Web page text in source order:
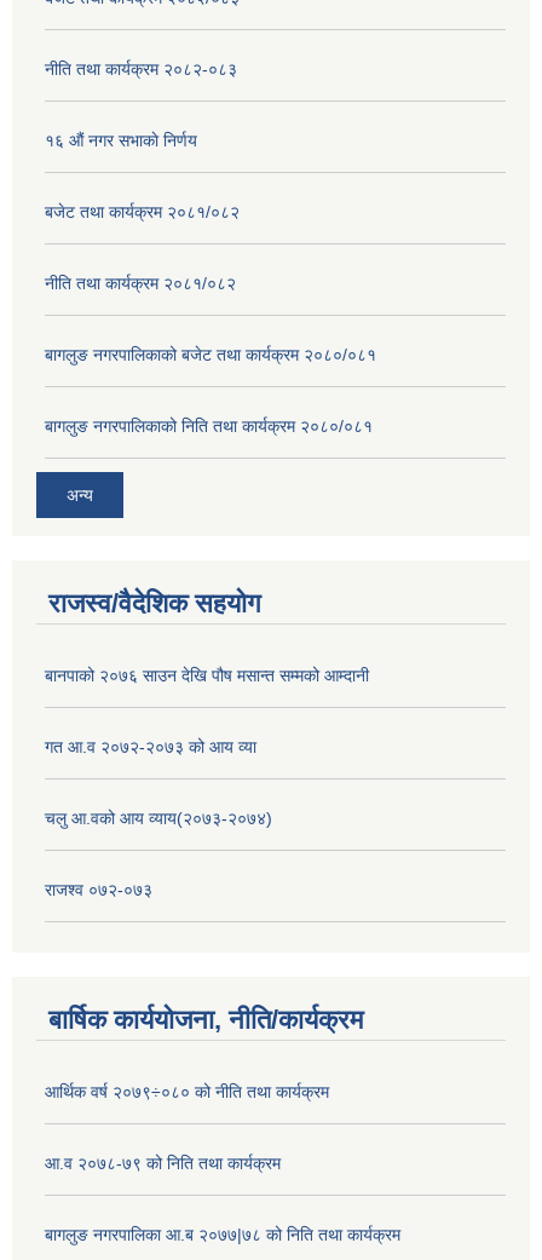
नीति तथा कार्यक्रम २०८२-०८३
१६ ‌औं नगर सभाकाे निर्णय
बजेट तथा कार्यक्रम २०८१/०८२
नीति तथा कार्यक्रम २०८१/०८२
बागलुङ नगरपालिकाको बजेट तथा कार्यक्रम २०८०/०८१
बागलुङ नगरपालिकाको निति तथा कार्यक्रम २०८०/०८१
अन्य
राजस्व/वैदेशिक सहयोग
बानपाको २०७६ साउन देखि पौष मसान्त सम्मको आम्दानी
गत आ.व २०७२-२०७३ को आय व्या
चलु आ.वको आय व्याय(२०७३-२०७४)
राजश्व ०७२-०७३
बार्षिक कार्ययोजना, नीति/कार्यक्रम
आर्थिक वर्ष २०७९÷०८० को नीति तथा कार्यक्रम
आ.व २०७८-७९ को निति तथा कार्यक्रम
बागलुङ नगरपालिका आ.ब २०७७|७८ को निति तथा कार्यक्रम